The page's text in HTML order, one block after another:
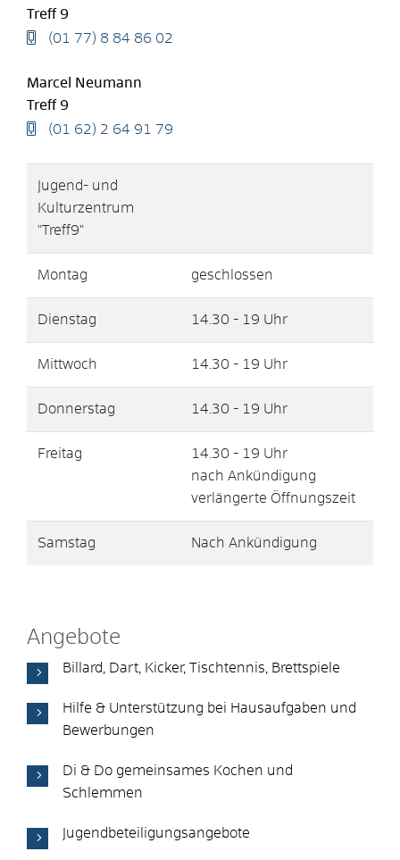
Treff 9
(01
77) 8 84 86 02
Marcel
Neumann
Treff 9
(01
62) 2 64 91 79
Jugend- und
Kulturzentrum
"Treff9"
Montag geschlossen
Dienstag 14.30 - 19 Uhr
Mittwoch 14.30 - 19 Uhr
Donnerstag 14.30 - 19 Uhr
Freitag
14.30 - 19 Uhr
nach Ankündigung
verlängerte Öffnungszeit
Samstag Nach Ankündigung
Angebote
Billard, Dart, Kicker, Tischtennis, Brettspiele
Hilfe & Unterstützung bei Hausaufgaben und
Bewerbungen
Di & Do gemeinsames Kochen und
Schlemmen
Jugendbeteiligungsangebote